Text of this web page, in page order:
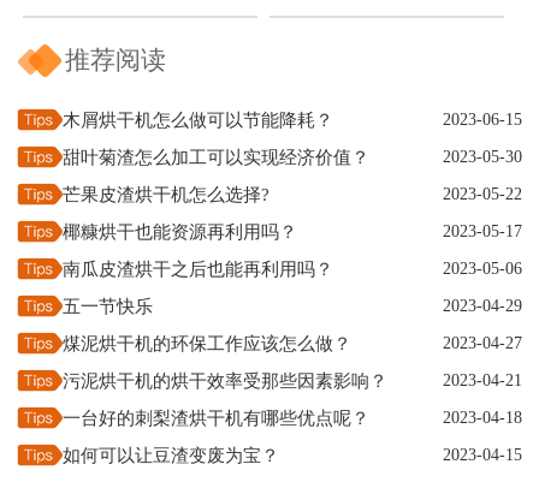
推荐阅读
木屑烘干机怎么做可以节能降耗？ 2023-06-15
甜叶菊渣怎么加工可以实现经济价值？ 2023-05-30
芒果皮渣烘干机怎么选择? 2023-05-22
椰糠烘干也能资源再利用吗？ 2023-05-17
南瓜皮渣烘干之后也能再利用吗？ 2023-05-06
五一节快乐 2023-04-29
煤泥烘干机的环保工作应该怎么做？ 2023-04-27
污泥烘干机的烘干效率受那些因素影响？ 2023-04-21
一台好的刺梨渣烘干机有哪些优点呢？ 2023-04-18
如何可以让豆渣变废为宝？ 2023-04-15